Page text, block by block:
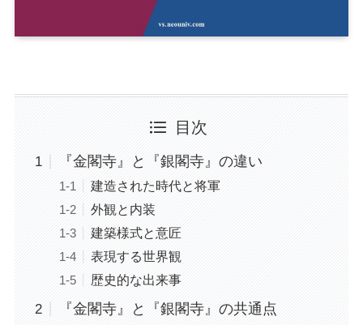
目次
『金閣寺』と『銀閣寺』の違い
建造された時代と将軍
外観と内装
建築様式と意匠
表現する世界観
歴史的な出来事
『金閣寺』と『銀閣寺』の共通点